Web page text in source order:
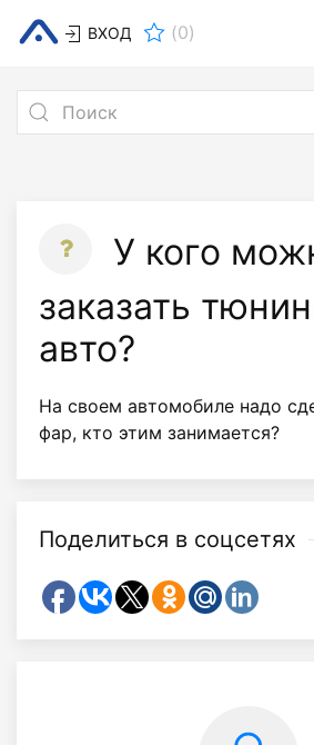
ВХОД (0)
У кого
заказать
авто?
На своем автомобиле надо
фар, кто этим занимается?
Поделиться в соцсетях